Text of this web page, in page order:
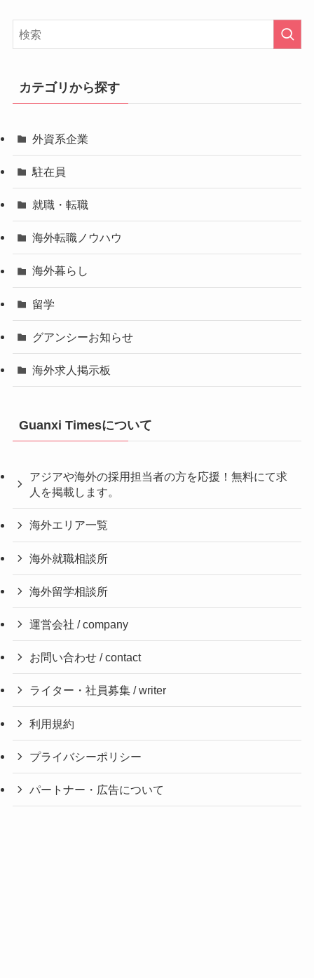
カテゴリから探す
外資系企業
駐在員
就職・転職
海外転職ノウハウ
海外暮らし
留学
グアンシーお知らせ
海外求人掲示板
Guanxi Timesについて
アジアや海外の採用担当者の方を応援！無料にて求
人を掲載します。
海外エリア一覧
海外就職相談所
海外留学相談所
運営会社 / company
お問い合わせ / contact
ライター・社員募集 / writer
利用規約
プライバシーポリシー
パートナー・広告について